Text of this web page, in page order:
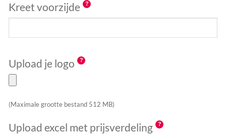
Kreet voorzijde
Upload je logo
(Maximale grootte bestand 512 MB)
Upload excel met prijsverdeling